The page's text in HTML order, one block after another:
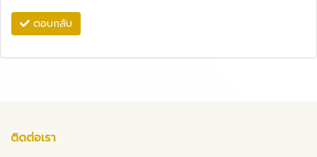
ตอบกลับ
ติดต่อเรา